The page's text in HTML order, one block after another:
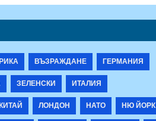
ВЪЗРАЖДАНЕ
ГЕРМАНИЯ
ЗЕЛЕНСКИ
ИТАЛИЯ
ЛОНДОН НАТО НЮ ЙОРК